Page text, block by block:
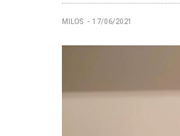
MILOS 17/06/2021